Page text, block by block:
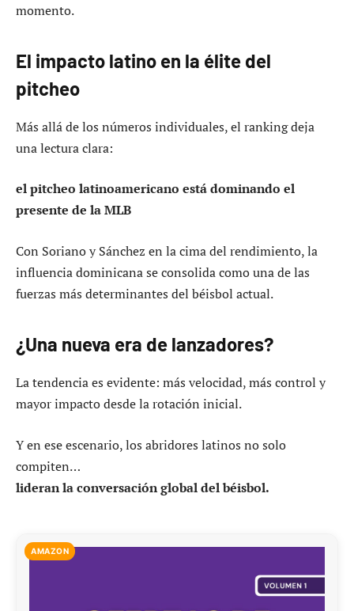
momento.
El impacto latino en la élite del
pitcheo
Más allá de los números individuales, el ranking deja
una lectura clara:
el pitcheo latinoamericano está dominando el
presente de la MLB
Con Soriano y Sánchez en la cima del rendimiento, la
influencia dominicana se consolida como una de las
fuerzas más determinantes del béisbol actual.
¿Una nueva era de lanzadores?
La tendencia es evidente: más velocidad, más control y
mayor impacto desde la rotación inicial.
Y en ese escenario, los abridores latinos no solo
compiten…
lideran la conversación global del béisbol.
AMAZON